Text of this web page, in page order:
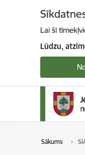
Lai šī
Lūdzu,
Sākums